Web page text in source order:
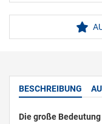
BESCHREIBUNG
Die große